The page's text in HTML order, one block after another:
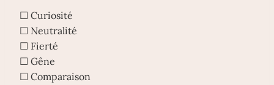
☐ Curiosité
☐ Neutralité
☐ Fierté
☐ Gêne
☐ Comparaison